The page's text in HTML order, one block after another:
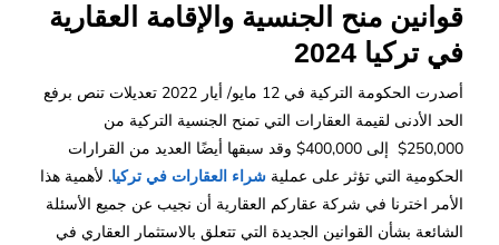
قوانين منح الجنسية والإقامة العقارية
في تركيا 2024
أصدرت الحكومة التركية في 12 مايو/ أيار 2022 تعديلات تنص برفع
الحد الأدنى لقيمة العقارات التي تمنح الجنسية التركية من
250,000$ إلى 400,000$ وقد سبقها أيضًا العديد من القرارات
الحكومية التي تؤثر على عملية شراء العقارات في تركيا. لأهمية هذا
الأمر اخترنا في شركة عقاركم العقارية أن نجيب عن جميع الأسئلة
الشائعة بشأن القوانين الجديدة التي تتعلق بالاستثمار العقاري في